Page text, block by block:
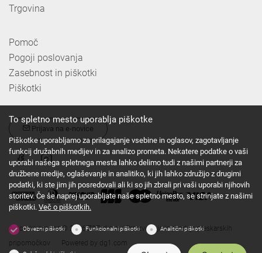
Trgovina
Pomoč
Pogoji poslovanja
Zasebnost in piškotki
Piškotki
Prijava na e-novice
Avtorske pravice © 2026 Z&Z, d.o.o. | Proizvodnja in prodaja pleskarskih
pripomočkov
Powered by dg1.com
To spletno mesto uporablja piškotke
Piškotke uporabljamo za prilagajanje vsebine in oglasov, zagotavljanje
funkcij družabnih medijev in za analizo prometa. Nekatere podatke o vaši
uporabi našega spletnega mesta lahko delimo tudi z našimi partnerji za
družbene medije, oglaševanje in analitiko, ki jih lahko združijo z drugimi
podatki, ki ste jim jih posredovali ali ki so jih zbrali pri vaši uporabi njihovih
storitev. Če še naprej uporabljate naše spletno mesto, se strinjate z našimi
piškotki. Več o piškotkih.
Obvezni piškotki Funkcionalni piškotki Analitični piškotki